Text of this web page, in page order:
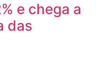
e chega a
das